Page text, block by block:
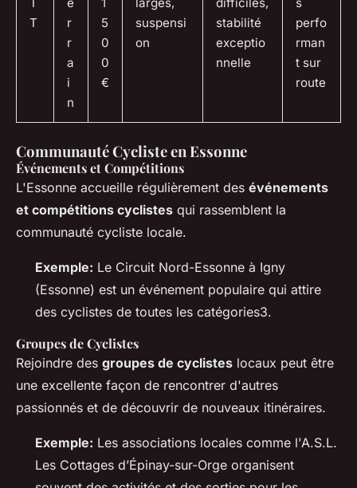
T
T
e
r
r
a
i
n
1
5
0
0
€
larges,
suspensi
on
difficiles,
stabilité
exceptio
nnelle
s
perfo
rman
t sur
route
Communauté Cycliste en Essonne
Événements et Compétitions
L'Essonne accueille régulièrement des événements
et compétitions cyclistes qui rassemblent la
communauté cycliste locale.
Exemple: Le Circuit Nord-Essonne à Igny
(Essonne) est un événement populaire qui attire
des cyclistes de toutes les catégories3.
Groupes de Cyclistes
Rejoindre des groupes de cyclistes locaux peut être
une excellente façon de rencontrer d'autres
passionnés et de découvrir de nouveaux itinéraires.
Exemple: Les associations locales comme l'A.S.L.
Les Cottages d’Épinay-sur-Orge organisent